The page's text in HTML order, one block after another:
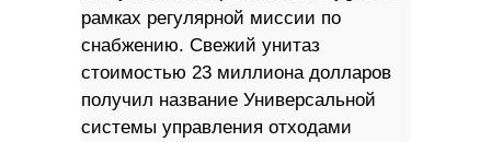
рамках регулярной миссии по
снабжению. Свежий унитаз
стоимостью 23 миллиона долларов
получил название Универсальной
системы управления отходами